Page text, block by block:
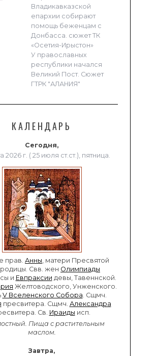
Владикавказской
епархии собирают
помощь беженцам с
Донбасса. сюжет ТК
«Осетия-Ирыстон»
У православных
республики начался
Великий Пост. Сюжет
ГТРК "АЛАНИЯ"
КАЛЕНДАРЬ
Сегодня,
2026 г. ( 25 июля ст.ст.), пятница.
прав. Анны , матери Пресвятой
Свв. жен Олимпиады
и Евпраксии девы, Тавеннской.
Желтоводского, Унженского.
V Вселенского Собора . Сщмч.
пресвитера. Сщмч. Александра
Св. Ираиды исп.
Пища с растительным
маслом.
Завтра,